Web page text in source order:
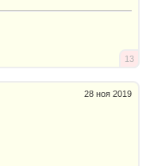
13
28 ноя 2019